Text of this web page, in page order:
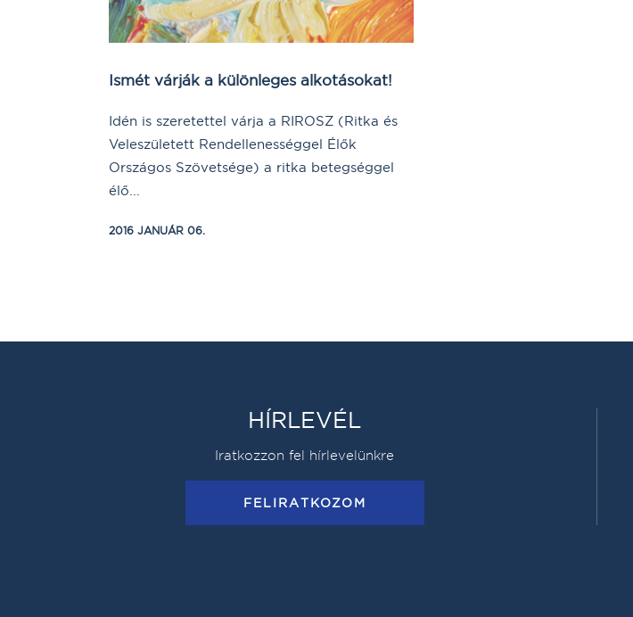
Ismét várják a különleges alkotásokat!
Idén is szeretettel várja a RIROSZ (Ritka és
Veleszületett Rendellenességgel Élők
Országos Szövetsége) a ritka betegséggel
élő...
2016 JANUÁR 06.
HÍRLEVÉL
Iratkozzon fel hírlevelünkre
FELIRATKOZOM